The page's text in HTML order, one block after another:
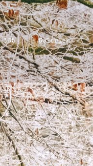
365 Galerien